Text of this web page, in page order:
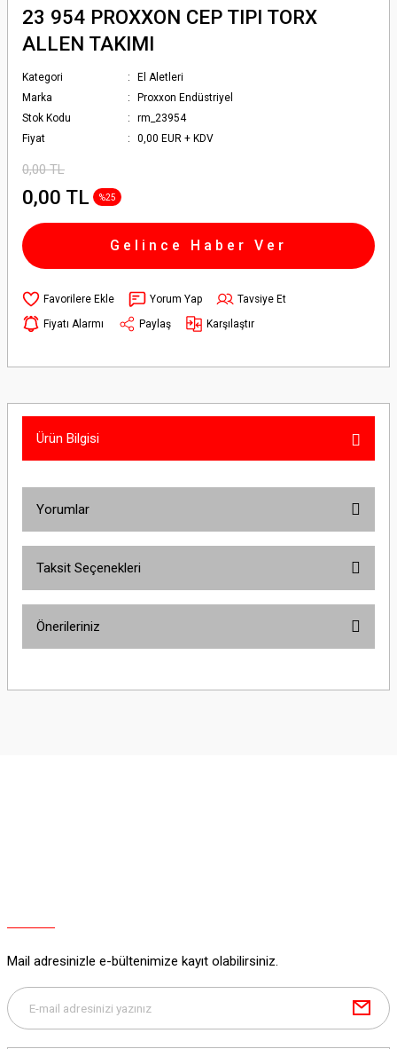
23 954 PROXXON CEP TIPI TORX
ALLEN TAKIMI
Kategori
El Aletleri
Marka
Proxxon Endüstriyel
Stok Kodu
rm_23954
Fiyat
0,00 EUR + KDV
0,00 TL
0,00 TL %25
Gelince Haber Ver
Yorum Yap
Tavsiye Et
Fiyatı Alarmı
Paylaş Karşılaştır
Ürün Bilgisi
Yorumlar
Taksit Seçenekleri
Önerileriniz
yetersiz gördüğünüz noktaları öneri formunu kullanarak tarafımıza
Mail adresinizle e-bültenimize kayıt olabilirsiniz.